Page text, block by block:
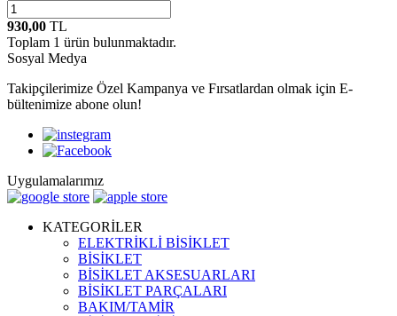
930,00 TL
Toplam 1 ürün bulunmaktadır.
Sosyal Medya
Takipçilerimize Özel Kampanya ve Fırsatlardan olmak için E-
bültenimize abone olun!
Uygulamalarımız
KATEGORİLER
ELEKTRİKLİ BİSİKLET
BİSİKLET
BİSİKLET AKSESUARLARI
BİSİKLET PARÇALARI
BAKIM/TAMİR